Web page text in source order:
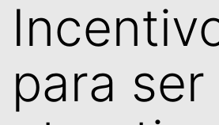
para ser